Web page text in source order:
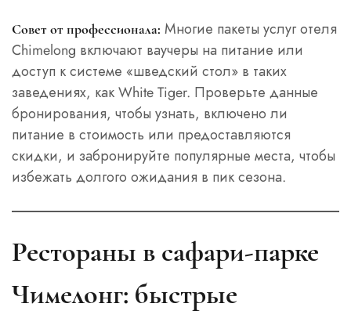
Совет от профессионала: Многие пакеты услуг отеля
Chimelong включают ваучеры на питание или
доступ к системе «шведский стол» в таких
заведениях, как White Tiger. Проверьте данные
бронирования, чтобы узнать, включено ли
питание в стоимость или предоставляются
скидки, и забронируйте популярные места, чтобы
избежать долгого ожидания в пик сезона.
Рестораны в сафари-парке
Чимелонг: быстрые